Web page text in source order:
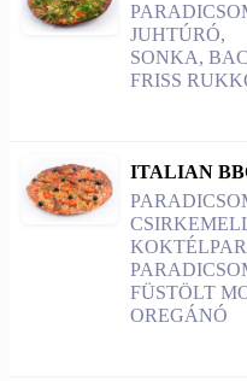
JUHTÚRÓ,
SONKA,
FRISS
ITALIAN
FÜSTÖLT
OREGÁNÓ